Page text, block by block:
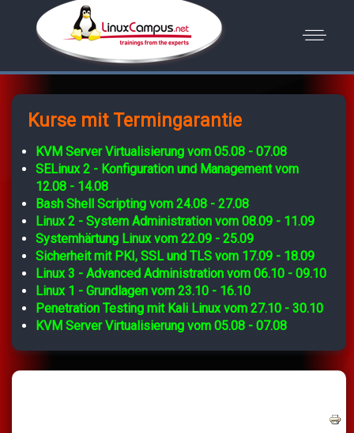
Kurse mit Termingarantie
KVM Server Virtualisierung vom 05.08 - 07.08
SELinux 2 - Konfiguration und Management vom
12.08 - 14.08
Bash Shell Scripting vom 24.08 - 27.08
Linux 2 - System Administration vom 08.09 - 11.09
Systemhärtung Linux vom 22.09 - 25.09
Sicherheit mit PKI, SSL und TLS vom 17.09 - 18.09
Linux 3 - Advanced Administration vom 06.10 - 09.10
Linux 1 - Grundlagen vom 23.10 - 16.10
Penetration Testing mit Kali Linux vom 27.10 - 30.10
KVM Server Virtualisierung vom 05.08 - 07.08